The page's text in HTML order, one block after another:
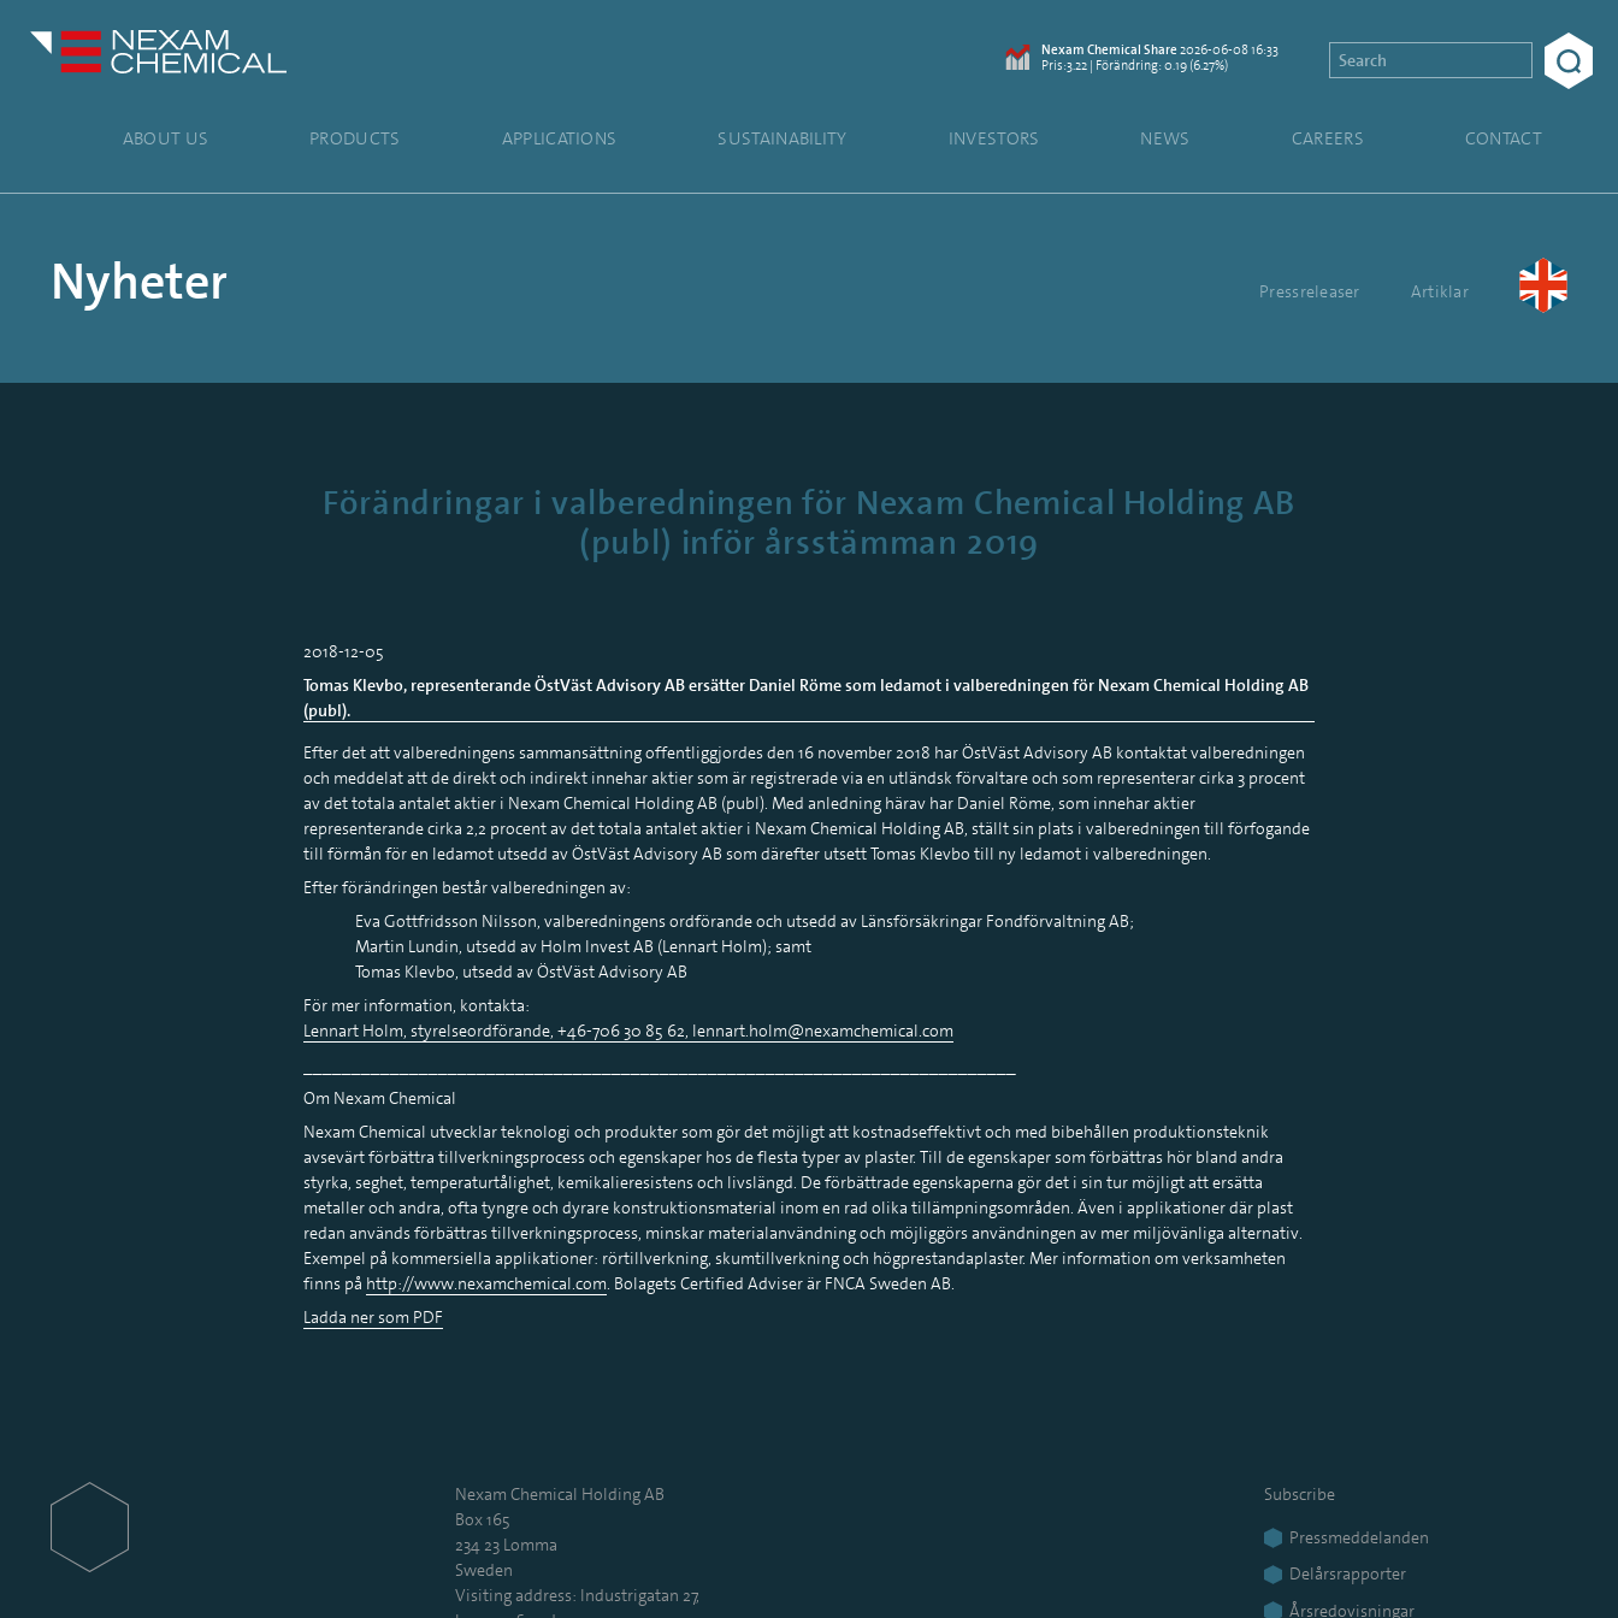
Nexam Chemical Share2026-06-08 16:33
Pris:3.22 | Förändring: 0.19 (6.27%)
ABOUT US PRODUCTS APPLICATIONS SUSTAINABILITY INVESTORS NEWS CAREERS CONTACT
Nyheter Pressreleaser Artiklar
Förändringar i valberedningen för Nexam Chemical Holding AB
(publ) inför årsstämman 2019
2018-12-05
Tomas Klevbo, representerande ÖstVäst Advisory AB ersätter Daniel Röme som ledamot i valberedningen för Nexam Chemical Holding AB
(publ).
Efter det att valberedningens sammansättning offentliggjordes den 16 november 2018 har ÖstVäst Advisory AB kontaktat valberedningen
och meddelat att de direkt och indirekt innehar aktier som är registrerade via en utländsk förvaltare och som representerar cirka 3 procent
av det totala antalet aktier i Nexam Chemical Holding AB (publ). Med anledning härav har Daniel Röme, som innehar aktier
representerande cirka 2,2 procent av det totala antalet aktier i Nexam Chemical Holding AB, ställt sin plats i valberedningen till förfogande
till förmån för en ledamot utsedd av ÖstVäst Advisory AB som därefter utsett Tomas Klevbo till ny ledamot i valberedningen.
Efter förändringen består valberedningen av:
Eva Gottfridsson Nilsson, valberedningens ordförande och utsedd av Länsförsäkringar Fondförvaltning AB;
Martin Lundin, utsedd av Holm Invest AB (Lennart Holm); samt
Tomas Klevbo, utsedd av ÖstVäst Advisory AB
För mer information, kontakta:
Lennart Holm, styrelseordförande, +46-706 30 85 62, lennart.holm@nexamchemical.com
Om Nexam Chemical
Nexam Chemical utvecklar teknologi och produkter som gör det möjligt att kostnadseffektivt och med bibehållen produktionsteknik
avsevärt förbättra tillverkningsprocess och egenskaper hos de flesta typer av plaster. Till de egenskaper som förbättras hör bland andra
styrka, seghet, temperaturtålighet, kemikalieresistens och livslängd. De förbättrade egenskaperna gör det i sin tur möjligt att ersätta
metaller och andra, ofta tyngre och dyrare konstruktionsmaterial inom en rad olika tillämpningsområden. Även i applikationer där plast
redan används förbättras tillverkningsprocess, minskar materialanvändning och möjliggörs användningen av mer miljövänliga alternativ.
Exempel på kommersiella applikationer: rörtillverkning, skumtillverkning och högprestandaplaster. Mer information om verksamheten
finns på http://www.nexamchemical.com . Bolagets Certified Adviser är FNCA Sweden AB.
Ladda ner som PDF
Nexam Chemical Holding AB
Box 165
234 23 Lomma
Sweden
Visiting address: Industrigatan 27,
Subscribe
Pressmeddelanden
Delårsrapporter
Årsredovisningar